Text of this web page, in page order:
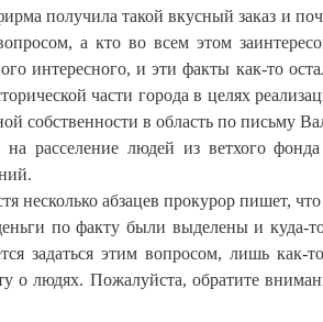
получила такой вкусный заказ и
а кто во всем этом
интересного, и эти факты как-то
части города в целях
собственности в область по письму
на расселение людей из ветхого
несколько абзацев прокурор пишет,
по факту были выделены и куда-
задаться этим вопросом, лишь
о людях. Пожалуйста, обратите